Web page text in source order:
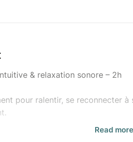
& relaxation sonore – 2h
pour ralentir, se reconnecter à
Read more